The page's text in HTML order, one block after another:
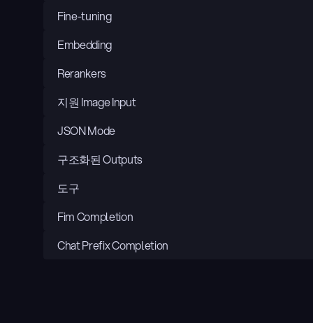
Fine-tuning
Embedding
Rerankers
지원 Image Input
JSON Mode
구조화된 Outputs
도구
Fim Completion
Chat Prefix Completion